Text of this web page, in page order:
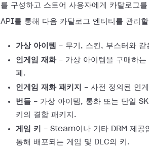
를 구성하고 스토어 사용자에게 카탈로그
API를 통해 다음 카탈로그 엔터티를 관리
가상 아이템 - 무기, 스킨, 부스터와 같
인게임 재화- 가상 아이템을 구매하는
폐.
인게임 재화 패키지
- 사전 정의된 인
번들 - 가상 아이템, 통화 또는 단일
키의 결합 패키지.
게임 키
- Steam이나 기타 DRM 제공
통해 배포되는 게임 및 DLC의 키.